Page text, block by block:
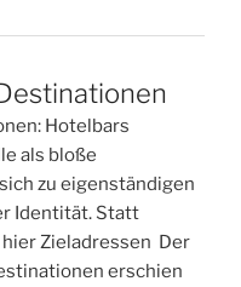
Hotelbars
als bloße
zu eigenständigen
Identität. Statt
Zieladressen Der
erschien